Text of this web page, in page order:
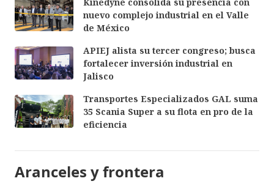
nuevo complejo industrial en el Valle
de México
APIEJ alista su tercer congreso; busca
fortalecer inversión industrial en
Jalisco
Transportes Especializados GAL suma
35 Scania Super a su flota en pro de la
eficiencia
Aranceles y frontera